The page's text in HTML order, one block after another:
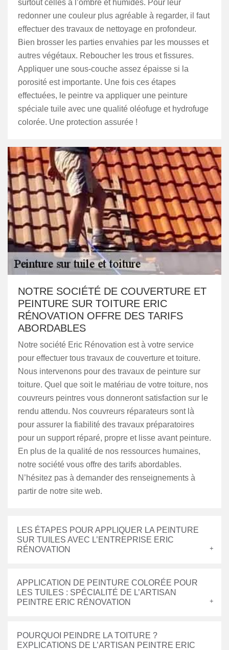
surtout celles à l’ombre et humides. Pour leur
redonner une couleur plus agréable à regarder, il faut
effectuer des travaux de nettoyage en profondeur.
Bien brosser les parties envahies par les mousses et
autres végétaux. Reboucher les trous et fissures.
Appliquer une sous-couche assez épaisse si la
porosité est importante. Une fois ces étapes
effectuées, le peintre va appliquer une peinture
spéciale tuile avec une qualité oléofuge et hydrofuge
colorée. Une protection assurée !
NOTRE SOCIÉTÉ DE COUVERTURE ET
PEINTURE SUR TOITURE ERIC
RÉNOVATION OFFRE DES TARIFS
ABORDABLES
Notre société Eric Rénovation est à votre service
pour effectuer tous travaux de couverture et toiture.
Nous intervenons pour des travaux de peinture sur
toiture. Quel que soit le matériau de votre toiture, nos
couvreurs peintres vous donneront satisfaction sur le
rendu attendu. Nos couvreurs réparateurs sont là
pour assurer la fiabilité des travaux préparatoires
pour un support réparé, propre et lisse avant peinture.
En plus de la qualité de nos ressources humaines,
notre société vous offre des tarifs abordables.
N’hésitez pas à demander des renseignements à
partir de notre site web.
LES ÉTAPES POUR APPLIQUER LA PEINTURE
SUR TUILES AVEC L’ENTREPRISE ERIC
RÉNOVATION
APPLICATION DE PEINTURE COLORÉE POUR
LES TUILES : SPÉCIALITÉ DE L’ARTISAN
PEINTRE ERIC RÉNOVATION
POURQUOI PEINDRE LA TOITURE ?
EXPLICATIONS DE L’ARTISAN PEINTRE ERIC